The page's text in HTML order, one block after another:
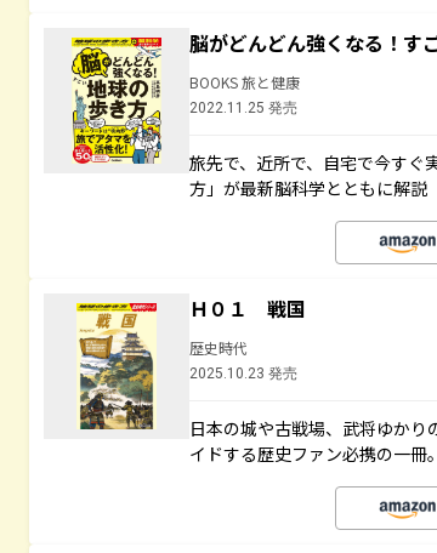
脳がどんどん強くなる！す
BOOKS 旅と健康
2022.11.25 発売
旅先で、近所で、自宅で今すぐ
方」が最新脳科学とともに解説
Ｈ０１ 戦国
歴史時代
2025.10.23 発売
日本の城や古戦場、武将ゆか
イドする歴史ファン必携の一冊。